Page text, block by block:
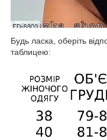
Будь ласка, оберіть
таблицею: